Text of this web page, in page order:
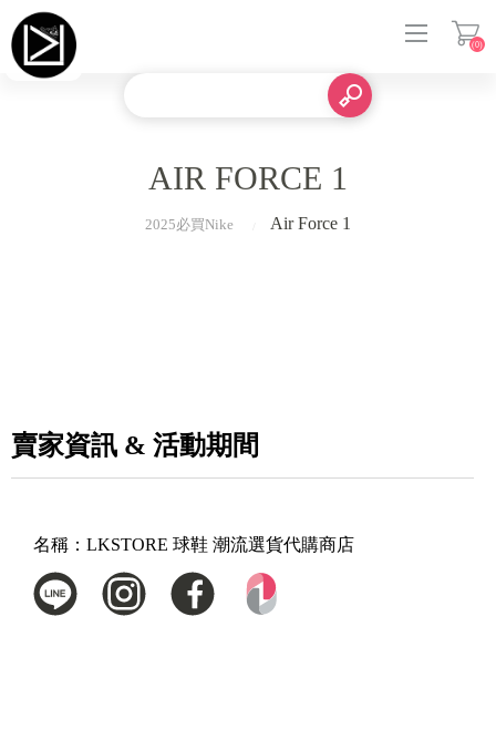
(0)
AIR FORCE 1
2025必買Nike Air Force 1
賣家資訊 & 活動期間
名稱： LKSTORE 球鞋 潮流選貨代購商店